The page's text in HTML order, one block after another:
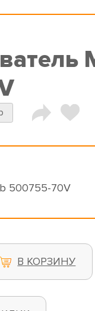
500755-70V
В КОРЗИНУ